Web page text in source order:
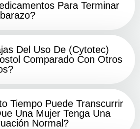
Para Terminar
Del Uso De (Cytotec)
Comparado Con Otros
Tiempo Puede Transcurrir
Una Mujer Tenga Una
Normal?